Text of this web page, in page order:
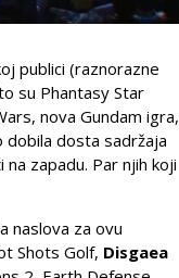
publici (raznorazne
su Phantasy Star
nova Gundam igra,
dobila dosta sadržaja
zapadu. Par njih koji
naslova za ovu
Shots Golf, Disgaea